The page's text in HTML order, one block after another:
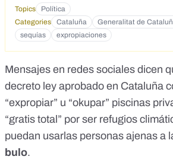
climático poder asaltar la piscina del vecino”. Piluca
“Tenéis que estar de enhorabuena
una piscina privadita en casa, ¿sabéis
Pedazos de refugios climáticos que
qué significa eso? Que todos
vuestras piscinas, por muy privadas
‘mira, puedes llenar tu piscina este
condición de que puede entrar el resto
tú con tu maridito, tu mujer y tus niños
nos llevamos una chuletita también…
aprobado y luego ya depende de cada
Topics Política
Categories
Cataluña Generalitat de
sequías
expropiaciones
Mensajes en redes sociales dicen
decreto ley aprobado en Cataluña
“expropiar” u “okupar” piscinas
“gratis total” por ser refugios
puedan usarlas personas ajenas a
bulo.